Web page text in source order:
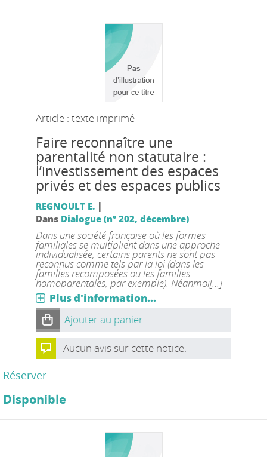
Article : texte imprimé
Faire reconnaître une
parentalité non statutaire :
l’investissement des espaces
privés et des espaces publics
REGNOULT E. |
Dans Dialogue (n° 202, décembre)
Dans une société française où les formes
familiales se multiplient dans une approche
individualisée, certains parents ne sont pas
reconnus comme tels par la loi (dans les
familles recomposées ou les familles
homoparentales, par exemple). Néanmoi[...]
Plus d'information...
Ajouter au panier
Aucun avis sur cette notice.
Réserver
Disponible